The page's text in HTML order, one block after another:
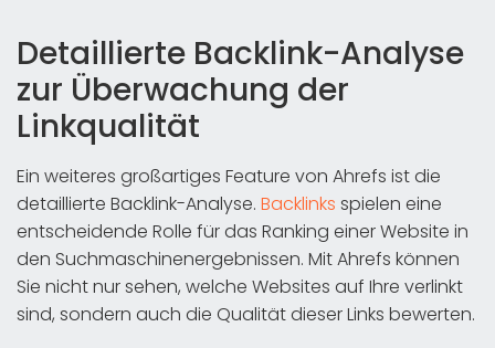
Detaillierte Backlink-Analyse
zur Überwachung der
Linkqualität
Ein weiteres großartiges Feature von Ahrefs ist die
detaillierte Backlink-Analyse. Backlinks spielen eine
entscheidende Rolle für das Ranking einer Website in
den Suchmaschinenergebnissen. Mit Ahrefs können
Sie nicht nur sehen, welche Websites auf Ihre verlinkt
sind, sondern auch die Qualität dieser Links bewerten.